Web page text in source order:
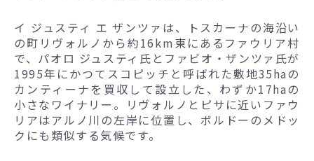
イ ジュスティ エ ザンツァは、トスカーナの海沿い
の町リヴォルノから約16km東にあるファウリア村
で、パオロ ジュスティ氏とファビオ・ザンツァ氏が
1995年にかつてスコピッチと呼ばれた敷地35haの
カンティーナを買収して設立した、わずか17haの
小さなワイナリー。リヴォルノとピサに近いファウ
リアはアルノ川の左岸に位置し、ボルドーのメドッ
クにも類似する気候です。